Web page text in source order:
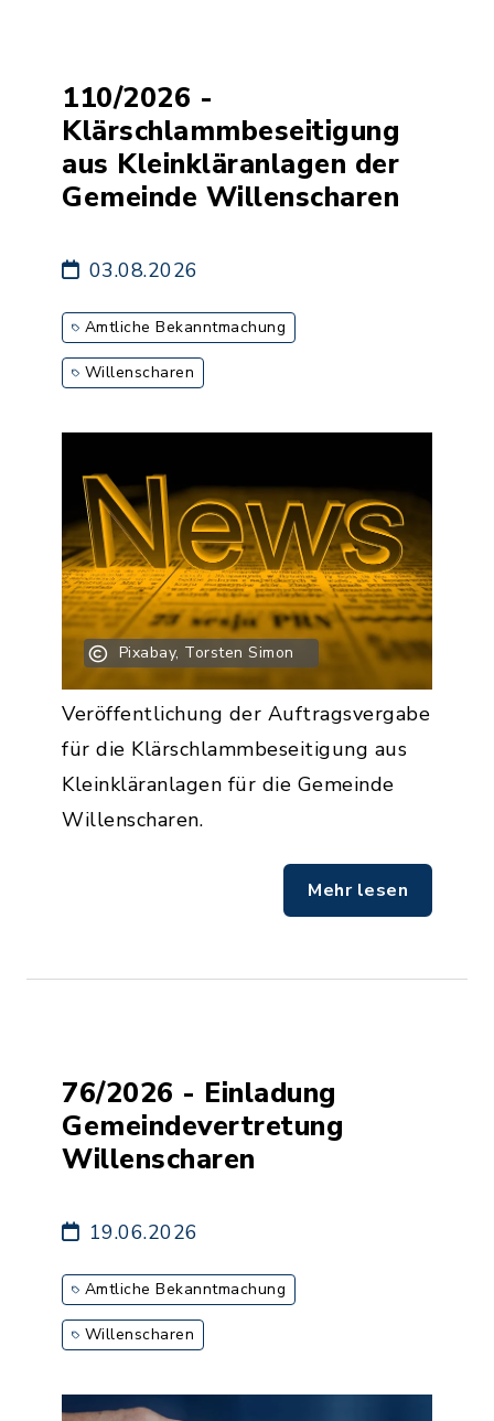
110/2026 -
Klärschlammbeseitigung
aus Kleinkläranlagen der
Gemeinde Willenscharen
03.08.2026
Amtliche Bekanntmachung
Willenscharen
Pixabay, Torsten Simon
Veröffentlichung der Auftragsvergabe
für die Klärschlammbeseitigung aus
Kleinkläranlagen für die Gemeinde
Willenscharen.
Mehr lesen
76/2026 - Einladung
Gemeindevertretung
Willenscharen
19.06.2026
Amtliche Bekanntmachung
Willenscharen